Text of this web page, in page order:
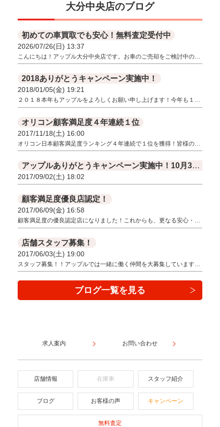
大分中央店のブログ
初めての車買取でも安心！無料査定受付中
2026/07/26(日) 13:37
こんにちは！アップル大分中央店です。お車のご売却をご検討中の…
2018ありがとうキャンペーン実施中！
2018/01/05(金) 19:21
２０１８本年もアップルをよろしくお願い申し上げます！今年も１…
オリコン顧客満足度４年連続１位
2017/11/18(土) 16:00
オリコン日本顧客満足度ランキング４年連続で１位を獲得！皆様の…
アップルありがとうキャンペーン実施中！10月31日まで！！
2017/09/02(土) 18:02
顧客満足度優良店認定！
2017/06/09(金) 16:58
顧客満足度の優良認定店になりました！これからも、更なる安心・…
店舗スタッフ募集！
2017/06/03(土) 19:00
スタッフ募集！！アップルでは一緒に働く仲間を大募集しています…
ブログ一覧を見る
求人案内 お問い合わせ
店舗情報 在庫車 スタッフ紹介
ブログ お客様の声 キャンペーン
無料査定